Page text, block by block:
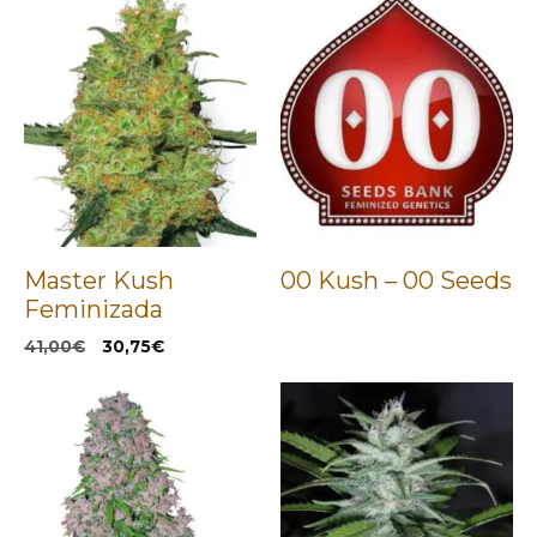
Master Kush
Feminizada
41,00€
El
original
era:
41,00€.
30,75€El
30,75€.
00 Kush – 00 Seeds